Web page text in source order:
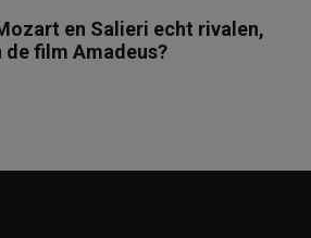
en Salieri echt rivalen,
de film Amadeus?